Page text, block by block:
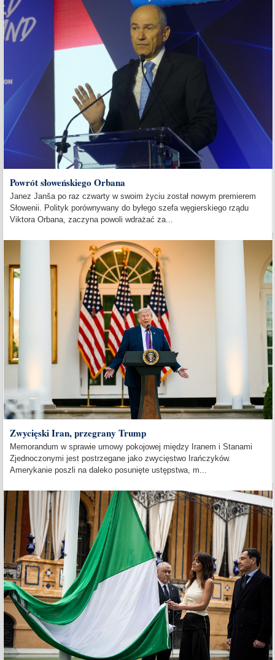
Powrót słoweńskiego Orbana
Janez Janša po raz czwarty w swoim życiu został nowym premierem
Słowenii. Polityk porównywany do byłego szefa węgierskiego rządu
Viktora Orbana, zaczyna powoli wdrażać za...
Zwycięski Iran, przegrany Trump
Memorandum w sprawie umowy pokojowej między Iranem i Stanami
Zjednoczonymi jest postrzegane jako zwycięstwo Irańczyków.
Amerykanie poszli na daleko posunięte ustępstwa, m...